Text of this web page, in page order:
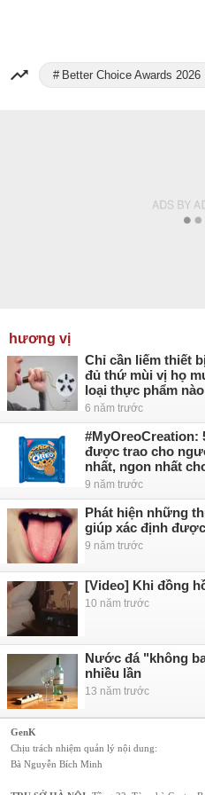
Better Choice Awards 2026
hương vị
Chỉ cần liếm thiết
đủ thứ mùi vị họ
loại thực phẩm nào
6 năm trước
#MyOreoCreation:
được trao cho
nhất, ngon nhất
9 năm trước
Phát hiện những
giúp xác định
9 năm trước
[Video] Khi đồng
10 năm trước
Nước đá "không
nhiều lần
13 năm trước
GenK
Chịu trách nhiệm quản lý nội dung:
Bà Nguyễn Bích Minh